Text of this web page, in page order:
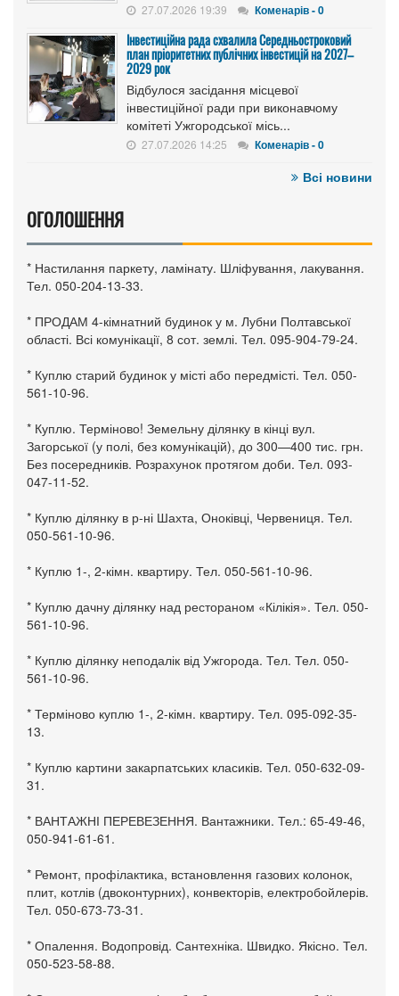
27.07.2026 19:39 Коменарів - 0
Інвестиційна рада схвалила Середньостроковий
план пріоритетних публічних інвестицій на 2027–
2029 рок
Відбулося засідання місцевої
інвестиційної ради при виконавчому
комітеті Ужгородської місь...
27.07.2026 14:25 Коменарів - 0
Всі новини
ОГОЛОШЕННЯ
* Настилання паркету, ламінату. Шліфування, лакування.
Тел. 050-204-13-33.
* ПРОДАМ 4-кімнатний будинок у м. Лубни Полтавської
області. Всі комунікації, 8 сот. землі. Тел. 095-904-79-24.
* Куплю старий будинок у місті або передмісті. Тел. 050-
561-10-96.
* Куплю. Терміново! Земельну ділянку в кінці вул.
Загорської (у полі, без комунікацій), до 300—400 тис. грн.
Без посередників. Розрахунок протягом доби. Тел. 093-
047-11-52.
* Куплю ділянку в р-ні Шахта, Оноківці, Червениця. Тел.
050-561-10-96.
* Куплю 1-, 2-кімн. квартиру. Тел. 050-561-10-96.
* Куплю дачну ділянку над рестораном «Кілікія». Тел. 050-
561-10-96.
* Куплю ділянку неподалік від Ужгорода. Тел. Тел. 050-
561-10-96.
* Терміново куплю 1-, 2-кімн. квартиру. Тел. 095-092-35-
13.
* Куплю картини закарпатських класиків. Тел. 050-632-09-
31.
* ВАНТАЖНІ ПЕРЕВЕЗЕННЯ. Вантажники. Тел.: 65-49-46,
050-941-61-61.
* Ремонт, профілактика, встановлення газових колонок,
плит, котлів (двоконтурних), конвекторів, електробойлерів.
Тел. 050-673-73-31.
* Опалення. Водопровід. Сантехніка. Швидко. Якісно. Тел.
050-523-58-88.